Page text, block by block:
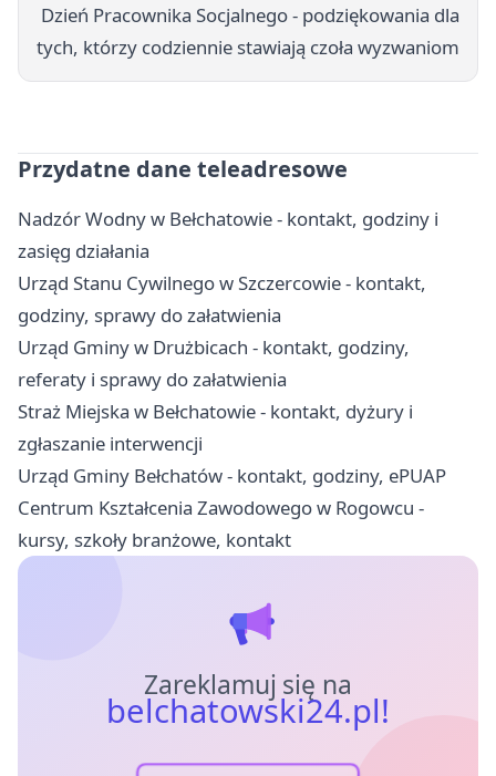
Dzień Pracownika Socjalnego - podziękowania dla
tych, którzy codziennie stawiają czoła wyzwaniom
Przydatne dane teleadresowe
Nadzór Wodny w Bełchatowie - kontakt, godziny i
zasięg działania
Urząd Stanu Cywilnego w Szczercowie - kontakt,
godziny, sprawy do załatwienia
Urząd Gminy w Drużbicach - kontakt, godziny,
referaty i sprawy do załatwienia
Straż Miejska w Bełchatowie - kontakt, dyżury i
zgłaszanie interwencji
Urząd Gminy Bełchatów - kontakt, godziny, ePUAP
Centrum Kształcenia Zawodowego w Rogowcu -
kursy, szkoły branżowe, kontakt
Zareklamuj się na
belchatowski24.pl!